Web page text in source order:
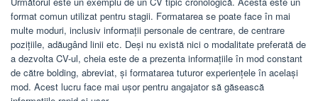
format comun utilizat pentru stagii. Formatarea se poate face în mai
multe moduri, inclusiv informații personale de centrare, de centrare
pozițiile, adăugând linii etc. Deși nu există nici o modalitate preferată de
a dezvolta CV-ul, cheia este de a prezenta informațiile în mod constant
de către bolding, abreviat, și formatarea tuturor experiențele în același
mod. Acest lucru face mai ușor pentru angajator să găsească